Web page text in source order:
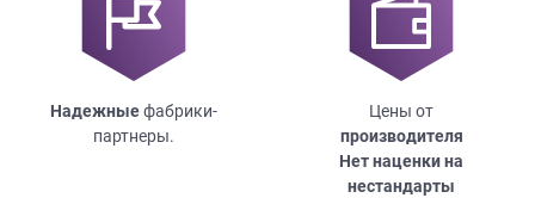
Надежныефабрики-
партнеры.
Цены от
производителя
Нет наценки на
нестандарты